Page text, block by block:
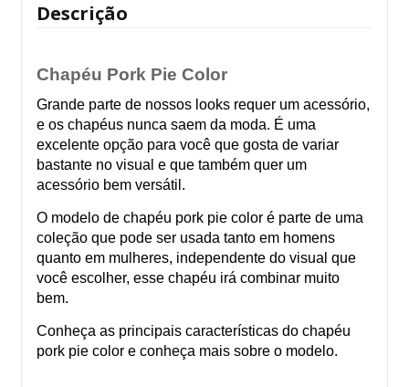
Descrição
Chapéu Pork Pie Color
Grande parte de nossos looks requer um acessório,
e os chapéus nunca saem da moda. É uma
excelente opção para você que gosta de variar
bastante no visual e que também quer um
acessório bem versátil.
O modelo de chapéu pork pie color é parte de uma
coleção que pode ser usada tanto em homens
quanto em mulheres, independente do visual que
você escolher, esse chapéu irá combinar muito
bem.
Conheça as principais características do chapéu
pork pie color e conheça mais sobre o modelo.